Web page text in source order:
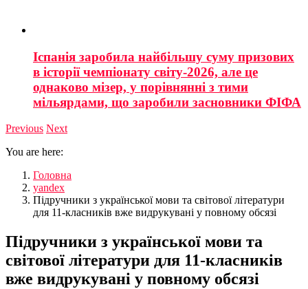
Іспанія заробила найбільшу суму призових
в історії чемпіонату світу-2026, але це
однаково мізер, у порівнянні з тими
мільярдами, що заробили засновники ФІФА
Previous Next
You are here:
Головна
yandex
Підручники з української мови та світової літератури
для 11-класників вже видрукувані у повному обсязі
Підручники з української мови та
світової літератури для 11-класників
вже видрукувані у повному обсязі